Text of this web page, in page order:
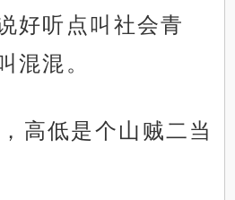
好听点叫社会青
混混。
高低是个山贼二当